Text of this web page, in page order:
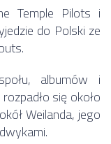
Temple Pilots i
do Polski ze
albumów i
się około
Weilanda, jego